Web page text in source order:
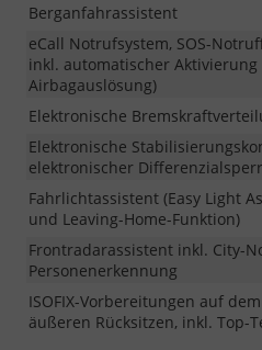
Berganfahrassistent
eCall Notrufsystem, SOS-
inkl. automatischer
Airbagauslösung)
Elektronische
Elektronische
elektronischer
Fahrlichtassistent (Easy Light
und Leaving-Home-Funktion)
Frontradarassistent inkl. City-
Personenerkennung
ISOFIX-Vorbereitungen auf
äußeren Rücksitzen, inkl. Top-